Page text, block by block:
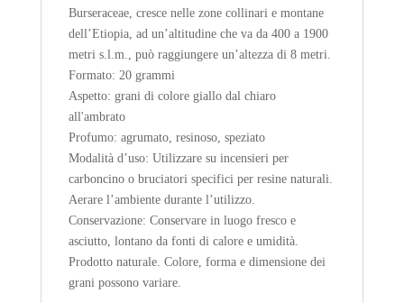
Burseraceae, cresce nelle zone collinari e montane
dell’Etiopia, ad un’altitudine che va da 400 a 1900
metri s.l.m., può raggiungere un’altezza di 8 metri.
Formato: 20 grammi
Aspetto: grani di colore giallo dal chiaro
all'ambrato
Profumo: agrumato, resinoso, speziato
Modalità d’uso: Utilizzare su incensieri per
carboncino o bruciatori specifici per resine naturali.
Aerare l’ambiente durante l’utilizzo.
Conservazione: Conservare in luogo fresco e
asciutto, lontano da fonti di calore e umidità.
Prodotto naturale. Colore, forma e dimensione dei
grani possono variare.